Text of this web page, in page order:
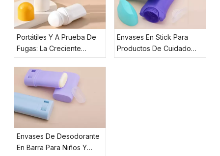
Portátiles Y A Prueba De
Fugas: La Creciente
Popularidad De Los
Envases Roll-on En
Verano
Envases En Stick Para
Productos De Cuidado
Masculino De Lujo
Envases De Desodorante
En Barra Para Niños Y